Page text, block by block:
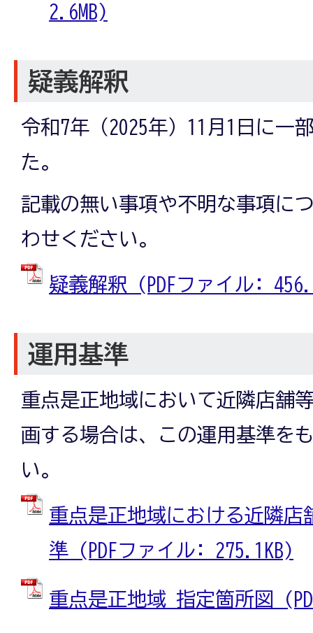
2.6MB)
疑義解釈
令和7年（2025年）11月1日に一
た。
記載の無い事項や不明な事項に
わせください。
疑義解釈 (PDFファイル:
運用基準
重点是正地域において近隣店舗
画する場合は、この運用基準を
い。
重点是正地域における近隣店
準 (PDFファイル: 275.1KB)
重点是正地域 指定箇所図